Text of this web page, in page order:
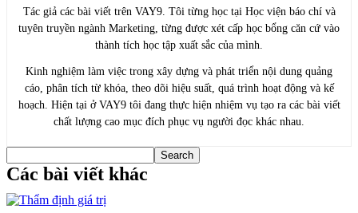
Tác giả các bài viết trên VAY9. Tôi từng học tại Học viện báo chí và
tuyên truyền ngành Marketing, từng được xét cấp học bổng căn cứ vào
thành tích học tập xuất sắc của mình.
Kinh nghiệm làm việc trong xây dựng và phát triển nội dung quảng
cáo, phân tích từ khóa, theo dõi hiệu suất, quá trình hoạt động và kế
hoạch. Hiện tại ở VAY9 tôi đang thực hiện nhiệm vụ tạo ra các bài viết
chất lượng cao mục đích phục vụ người đọc khác nhau.
Các bài viết khác